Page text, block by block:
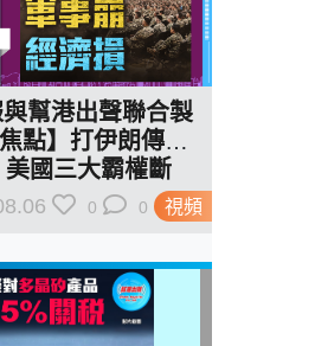
視頻
與幫港出聲聯合製
點】打伊朗傳導
國三大霸權斷
經濟損
0 0